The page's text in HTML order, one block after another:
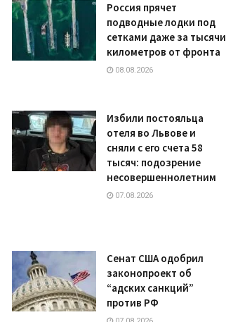
Россия прячет
подводные лодки под
сетками даже за тысячи
километров от фронта
08.08.2026
Избили постояльца
отеля во Львове и
сняли с его счета 58
тысяч: подозрение
несовершеннолетним
07.08.2026
Сенат США одобрил
законопроект об
“адских санкций”
против РФ